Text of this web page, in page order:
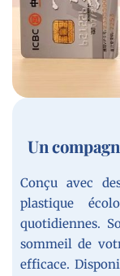
Un
Conçu avec
plastique
quotidiennes.
sommeil de
efficace.